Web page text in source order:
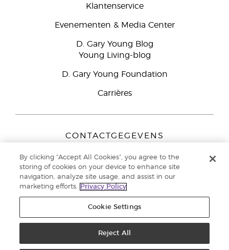
Klantenservice
Evenementen & Media Center
D. Gary Young Blog
Young Living-blog
D. Gary Young Foundation
Carrières
CONTACTGEGEVENS
Peizerweg 97
9727 AJ Groningen
Nederland
Klantenservice:44-0-1480-710032
voorbehouden. | Privacybeleid
By clicking “Accept All Cookies”, you agree to the
storing of cookies on your device to enhance site
navigation, analyze site usage, and assist in our
marketing efforts.
Privacy Policy
Cookie Settings
Reject All